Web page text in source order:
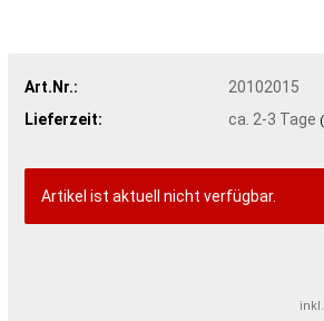
Art.Nr.:
20102015
Lieferzeit:
ca. 2-3 Tage
Artikel ist aktuell nicht verfügbar.